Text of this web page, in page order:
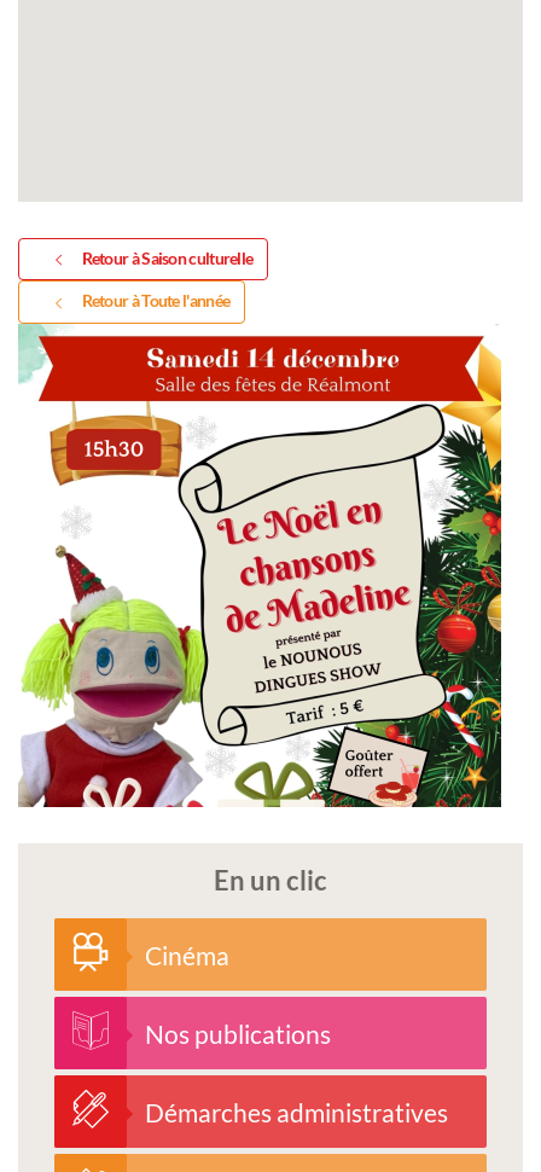
Retour à Saison culturelle
Retour à Toute l'année
En un clic
Cinéma
Nos publications
Démarches administratives